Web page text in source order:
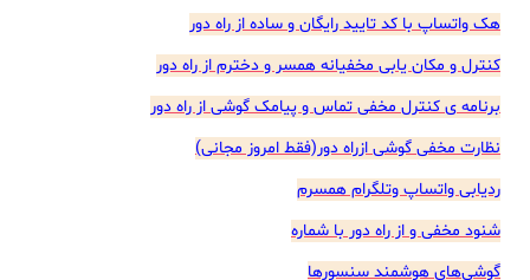
هک واتساپ با کد تایید رایگان و ساده از راه دور
کنترل و مکان یابی مخفیانه همسر و دخترم از راه دور
برنامه ی کنترل مخفی تماس و پیامک گوشی از راه دور
نظارت مخفی گوشی ازراه دور(فقط امروز مجانی)
ردیابی واتساپ وتلگرام همسرم
شنود مخفی و از راه دور با شماره
گوشی‌های هوشمند سنسورها